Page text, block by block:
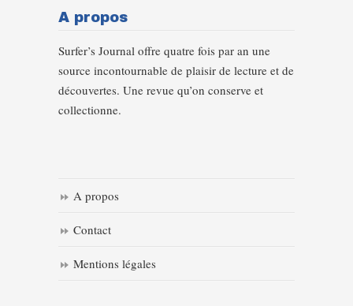
A propos
Surfer’s Journal offre quatre fois par an une
source incontournable de plaisir de lecture et de
découvertes. Une revue qu’on conserve et
collectionne.
A propos
Contact
Mentions légales